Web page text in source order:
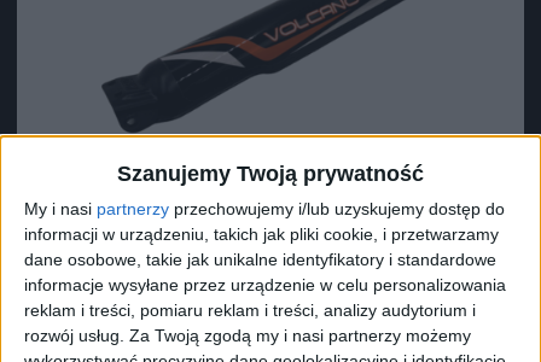
Szanujemy Twoją prywatność
My i nasi partnerzy przechowujemy i/lub uzyskujemy dostęp do
informacji w urządzeniu, takich jak pliki cookie, i przetwarzamy
dane osobowe, takie jak unikalne identyfikatory i standardowe
informacje wysyłane przez urządzenie w celu personalizowania
reklam i treści, pomiaru reklam i treści, analizy audytorium i
rozwój usług. Za Twoją zgodą my i nasi partnerzy możemy
Surron Lewa osłona amortyzatora Light Bee L1E X
DNM